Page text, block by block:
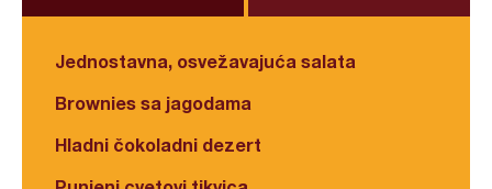
Jednostavna, osvežavajuća salata
Brownies sa jagodama
Hladni čokoladni dezert